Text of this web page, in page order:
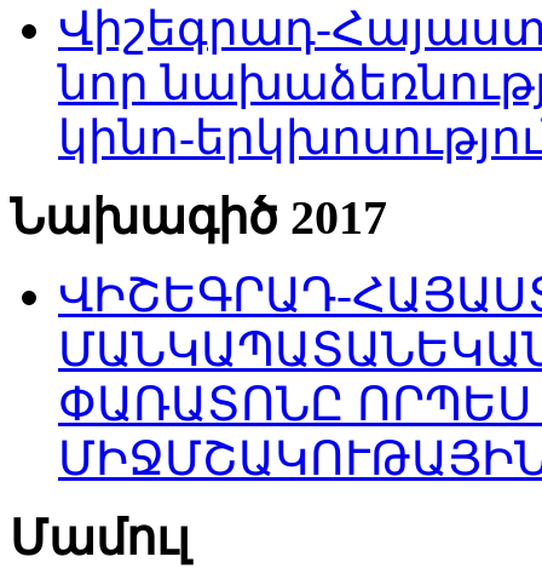
Վիշեգրադ-
նոր
կինո-
Նախագիծ 2017
ՎԻՇԵԳՐԱԴ-
ՓԱՌԱՏՈՆԸ
Մամուլ